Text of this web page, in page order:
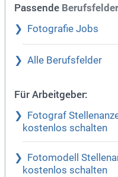
Passende Berufsfelder
Fotografie Jobs
Alle Berufsfelder
Für Arbeitgeber:
Fotograf
kostenlos schalten
Fotomodell
kostenlos schalten